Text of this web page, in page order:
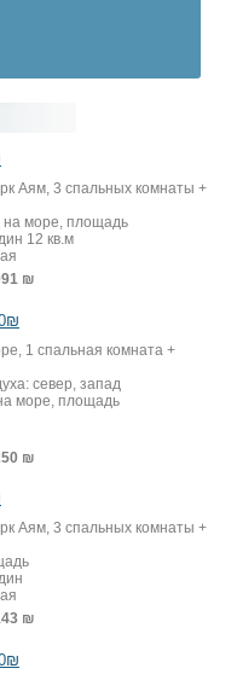
Аям, 3 спальных комнаты +
на море, площадь
12 кв.м
₪
1 спальная комната +
север, запад
море, площадь
₪
Аям, 3 спальных комнаты +
₪